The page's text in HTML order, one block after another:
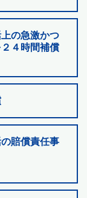
の急激かつ
４時間補償
賠償責任事